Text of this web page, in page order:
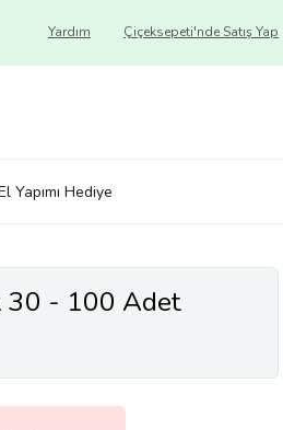
Çiçeksepeti'nde Satış Yap
Yardım
Yapımı Hediye
30 - 100 Adet